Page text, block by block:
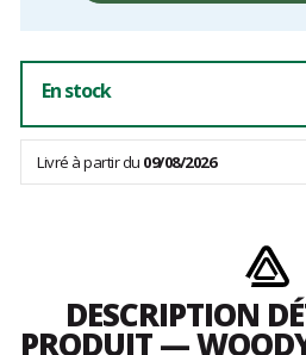
En stock
Livré à partir du 09/08/2026
DESCRIPTION
PRODUIT —